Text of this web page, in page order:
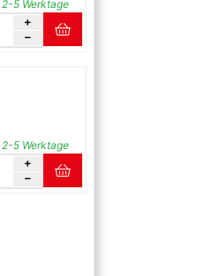
2-5 Werktage
2-5 Werktage